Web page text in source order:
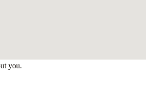
you.